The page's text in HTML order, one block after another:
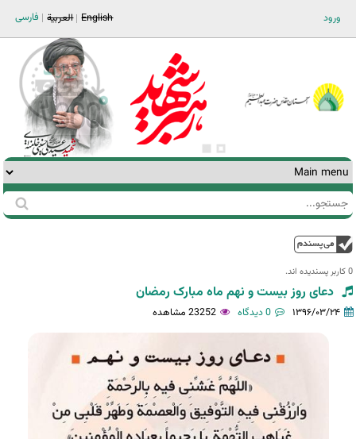
ورود فارسی العربية English
فرم
جستجو
جستجو
0 کاربر پسندیده اند.‎
دعای روز بیست و نهم ماه مبارک رمضان
۱۳۹۶/۰۳/۲۴ 0 دیدگاه 23252 مشاهده